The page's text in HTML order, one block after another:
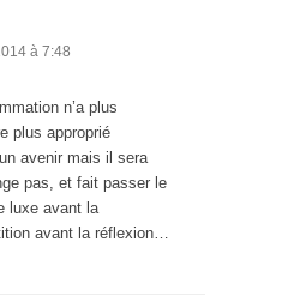
à 7:48
n’a plus
plus approprié
avenir mais il sera
pas, et fait passer le
luxe avant la
avant la réflexion…